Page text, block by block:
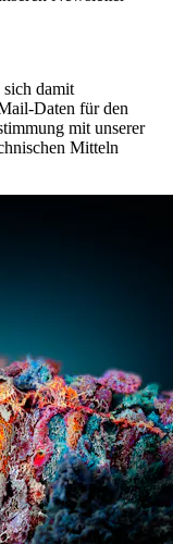
damit
Daten für den
mit unserer
Mitteln